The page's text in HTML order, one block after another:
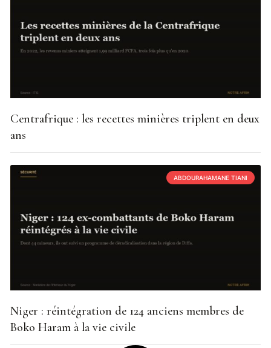
Centrafrique : les recettes minières triplent en deux
ans
ABDOURAHAMANE TIANI
Niger : réintégration de 124 anciens membres de
Boko Haram à la vie civile